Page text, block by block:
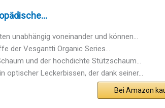
unabhängig voneinander und können...
der Vesgantti Organic Series...
und der hochdichte Stützschaum...
optischer Leckerbissen, der dank seiner...
Bei Amazon